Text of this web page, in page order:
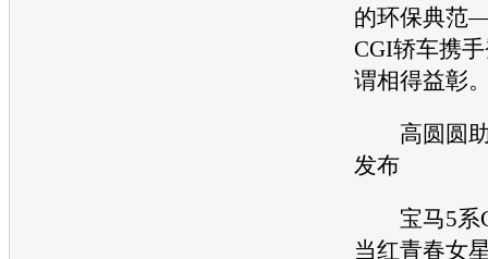
的环保典范
CGI轿车携
谓相得益彰
高圆圆
发布
宝马5系
当红青春女